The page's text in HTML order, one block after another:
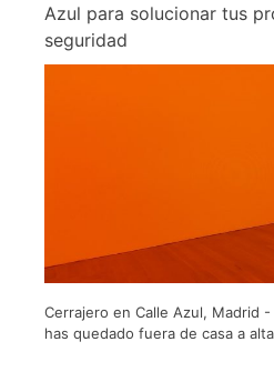
Azul para solucionar tus
seguridad
Cerrajero en Calle Azul, Madrid
has quedado fuera de casa a